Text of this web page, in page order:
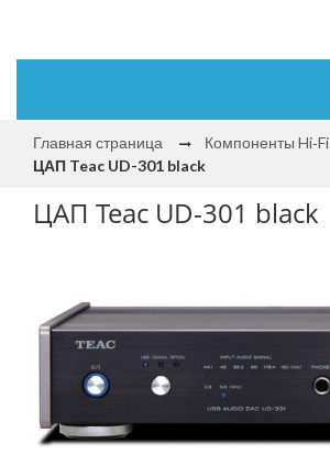
Главная страница Компоненты Hi‑Fi
ЦАП Teac UD-301 black
ЦАП Teac UD-301 black